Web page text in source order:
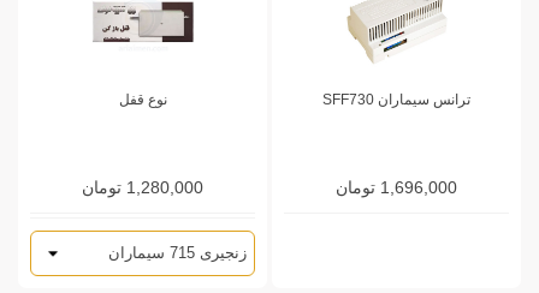
ترانس سیماران SFF730
1,696,000 تومان
نوع قفل
1,280,000 تومان